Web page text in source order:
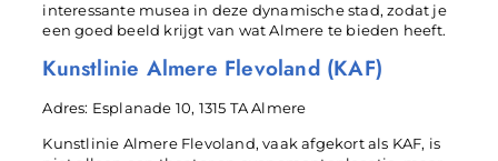
interessante musea in deze dynamische stad, zodat je
een goed beeld krijgt van wat Almere te bieden heeft.
Kunstlinie Almere Flevoland (KAF)
Adres: Esplanade 10, 1315 TA Almere
Kunstlinie Almere Flevoland, vaak afgekort als KAF, is